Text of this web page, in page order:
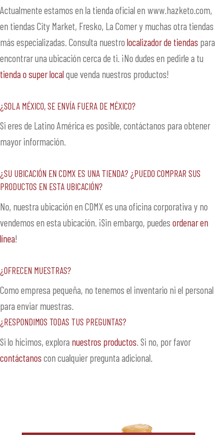
Actualmente estamos en la tienda oficial en www.hazketo.com,
en tiendas City Market, Fresko, La Comer y muchas otra tiendas
más especializadas. Consulta nuestro localizador de tiendas para
encontrar una ubicación cerca de ti. ¡No dudes en pedirle a tu
tienda o super localque venda nuestros productos!
¿SOLA México, se envía fuera de México?
Si eres de Latino América es posible, contáctanos para obtener
mayor información.
¿Su ubicación en CDMX es una tienda? ¿Puedo comprar sus
productos en esta ubicación?
No, nuestra ubicación en CDMX es una oficina corporativa y no
vendemos en esta ubicación. ¡Sin embargo, puedes ordenar en
línea!
¿Ofrecen muestras?
Como empresa pequeña, no tenemos el inventario ni el personal
para enviar muestras.
¿Respondimos todas tus preguntas?
Si lo hicimos, explora nuestros productos . Si no, por favor
contáctanos con cualquier pregunta adicional.